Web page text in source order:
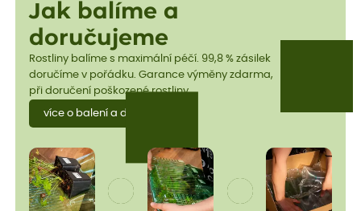
Jak balíme a
doručujeme
Rostliny balíme s maximální péčí. 99,8 % zásilek
doručíme v pořádku. Garance výměny zdarma,
při doručení poškozené rostliny.
více o balení a dopravě